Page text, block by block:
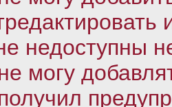
недоступны
могу